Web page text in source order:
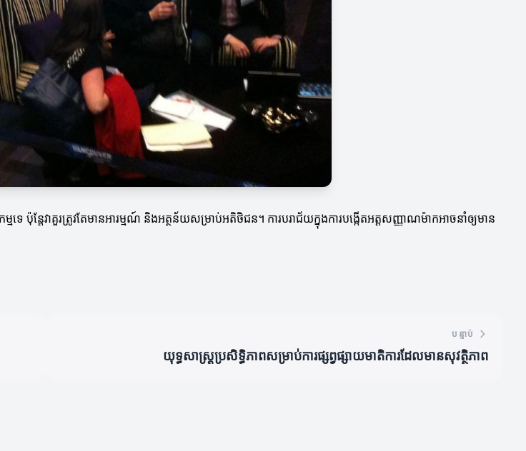
េ ប៉ុន្តែវាគួរត្រូវតែមានអារម្មណ៍ និងអត្ថន័យសម្រាប់អតិថិជន។ ការបរាជ័យក្នុងការបង្កើតអត្តសញ្ញាណម៉ាកអាចនាំឲ្យមាន
បន្ទាប់
យុទ្ធសាស្ត្រប្រសិទ្ធិភាពសម្រាប់ការផ្សព្វផ្សាយមាតិការដែលមានសុវត្ថិភាព